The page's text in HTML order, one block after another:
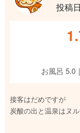
投稿
お風呂 5.0
接客はだめですが
炭酸の出と温泉はヌ